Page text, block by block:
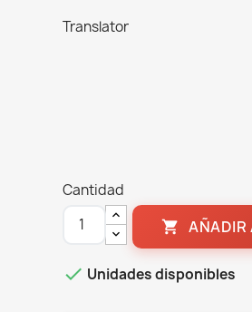
Translator
Cantidad
 AÑADIR
 Unidades disponibles